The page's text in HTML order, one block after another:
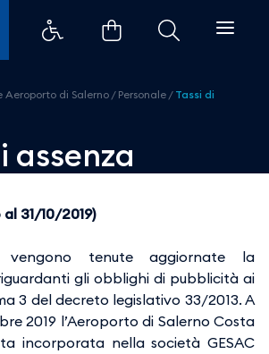
- Aeroporti di
Aeroporto di Salerno / Personale / Tassi di
assenza
31/10/2019)
tenute aggiornate la
gli obblighi di pubblicità ai
3 del decreto legislativo 33/2013. A
2019 l’Aeroporto di Salerno Costa
incorporata nella società GESAC